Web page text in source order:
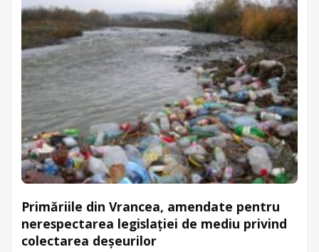
Primăriile din Vrancea, amendate pentru
nerespectarea legislației de mediu privind
colectarea deșeurilor